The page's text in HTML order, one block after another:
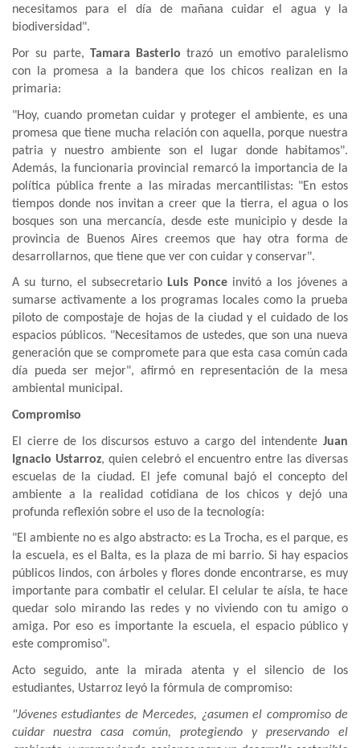
necesitamos para el día de mañana cuidar el agua y la
biodiversidad".
Por su parte, Tamara Basterio trazó un emotivo paralelismo
con la promesa a la bandera que los chicos realizan en la
primaria:
"Hoy, cuando prometan cuidar y proteger el ambiente, es una
promesa que tiene mucha relación con aquella, porque nuestra
patria y nuestro ambiente son el lugar donde habitamos".
Además, la funcionaria provincial remarcó la importancia de la
política pública frente a las miradas mercantilistas: "En estos
tiempos donde nos invitan a creer que la tierra, el agua o los
bosques son una mercancía, desde este municipio y desde la
provincia de Buenos Aires creemos que hay otra forma de
desarrollarnos, que tiene que ver con cuidar y conservar".
A su turno, el subsecretarioLuis Ponceinvitó a los jóvenes a
sumarse activamente a los programas locales como la prueba
piloto de compostaje de hojas de la ciudad y el cuidado de los
espacios públicos. "Necesitamos de ustedes, que son una nueva
generación que se compromete para que esta casa común cada
día pueda ser mejor", afirmó en representación de la mesa
ambiental municipal.
Compromiso
El cierre de los discursos estuvo a cargo del intendente Juan
Ignacio Ustarroz, quien celebró el encuentro entre las diversas
escuelas de la ciudad. El jefe comunal bajó el concepto del
ambiente a la realidad cotidiana de los chicos y dejó una
profunda reflexión sobre el uso de la tecnología:
"El ambiente no es algo abstracto: es La Trocha, es el parque, es
la escuela, es el Balta, es la plaza de mi barrio. Si hay espacios
públicos lindos, con árboles y flores donde encontrarse, es muy
importante para combatir el celular. El celular te aísla, te hace
quedar solo mirando las redes y no viviendo con tu amigo o
amiga. Por eso es importante la escuela, el espacio público y
este compromiso".
Acto seguido, ante la mirada atenta y el silencio de los
estudiantes, Ustarroz leyó la fórmula de compromiso:
"Jóvenes estudiantes de Mercedes, ¿asumen el compromiso de
cuidar nuestra casa común, protegiendo y preservando el